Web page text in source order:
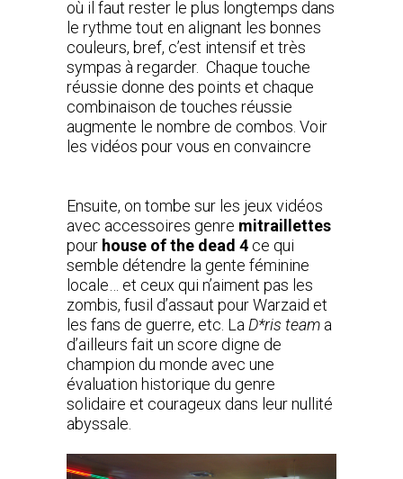
où il faut rester le plus longtemps dans
le rythme tout en alignant les bonnes
couleurs, bref, c’est intensif et très
sympas à regarder. Chaque touche
réussie donne des points et chaque
combinaison de touches réussie
augmente le nombre de combos. Voir
les vidéos pour vous en convaincre
Ensuite, on tombe sur les jeux vidéos
avec accessoires genre mitraillettes
pour house of the dead 4 ce qui
semble détendre la gente féminine
locale… et ceux qui n’aiment pas les
zombis, fusil d’assaut pour Warzaid et
les fans de guerre, etc. LaD*ris team a
d’ailleurs fait un score digne de
champion du monde avec une
évaluation historique du genre
solidaire et courageux dans leur nullité
abyssale.